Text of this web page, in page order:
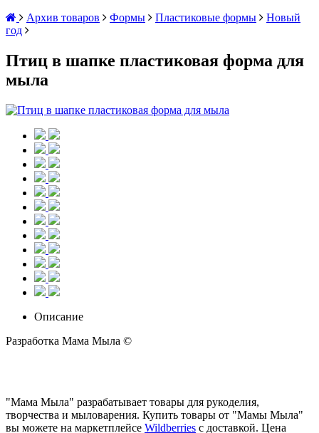
Архив товаров
Формы Пластиковые формы
Новый
год
Птиц в шапке пластиковая форма для
мыла
Описание
Разработка Мама Мыла ©
"Мама Мыла" разрабатывает товары для рукоделия,
творчества и мыловарения. Купить товары от "Мамы Мыла"
вы можете на маркетплейсе Wildberries с доставкой. Цена